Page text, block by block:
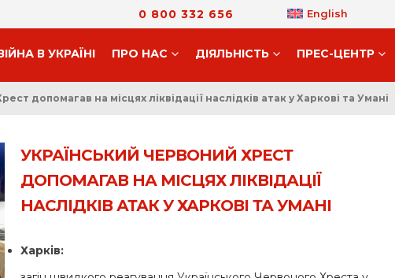
0 800 332 656 English
В УКРАЇНІ ПРО НАС ДIЯЛЬНIСТЬ ПРЕС-ЦЕНТР
допомагав на місцях ліквідації наслідків атак у Харкові та Умані
УКРАЇНСЬКИЙ ЧЕРВОНИЙ ХРЕСТ
ДОПОМАГАВ НА МІСЦЯХ ЛІКВІДАЦІЇ
НАСЛІДКІВ АТАК У ХАРКОВІ ТА УМАНІ
Харків: